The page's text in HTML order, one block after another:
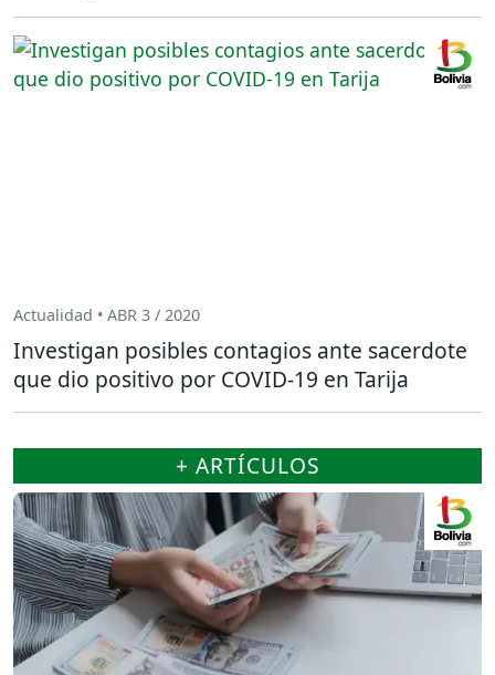
Actualidad • ABR 3 / 2020
Investigan posibles contagios ante sacerdote
que dio positivo por COVID-19 en Tarija
+ ARTÍCULOS